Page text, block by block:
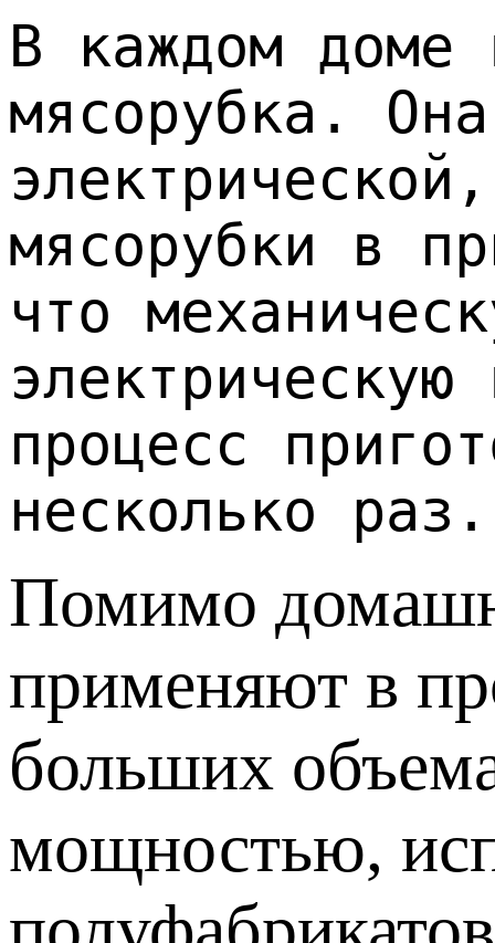
В каждом доме
мясорубка.
мясорубки в
что
процесс
несколько раз.
Помимо
применяют в
больших
мощностью,